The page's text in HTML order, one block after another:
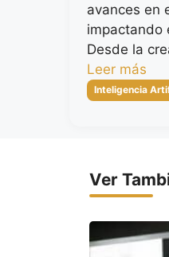
avances en
impactando
Desde la
Leer más
Categorías
Inteligencia
Ver